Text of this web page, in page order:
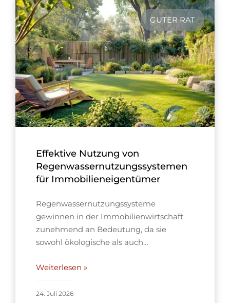
GUTER RAT
Effektive Nutzung von
Regenwassernutzungssystemen
für Immobilieneigentümer
Regenwassernutzungssysteme
gewinnen in der Immobilienwirtschaft
zunehmend an Bedeutung, da sie
sowohl ökologische als auch…
Weiterlesen »
24. Juli 2026